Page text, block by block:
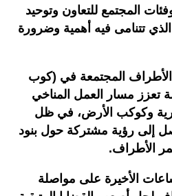
المجتمع للتعاون وتوحيد
تتنامى فيه أهمية وضرورة
المجتمعة في (كوب
تعزز مسار العمل المناخي
وكوكب الأرض، في ظل
إلى رؤية مشتركة حول بنود
الأطراف.
الأخيرة على مواصلة